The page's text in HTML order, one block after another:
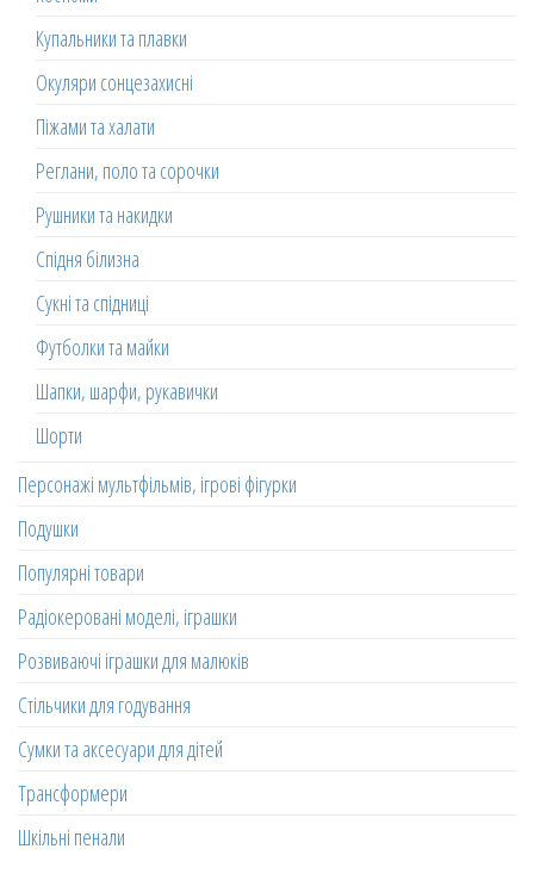
Купальники та плавки
Окуляри сонцезахисні
Піжами та халати
Реглани, поло та сорочки
Рушники та накидки
Спідня білизна
Сукні та спідниці
Футболки та майки
Шапки, шарфи, рукавички
Шорти
Персонажі мультфільмів, ігрові фігурки
Подушки
Популярні товари
Радіокеровані моделі, іграшки
Розвиваючі іграшки для малюків
Стільчики для годування
Сумки та аксесуари для дітей
Трансформери
Шкільні пенали